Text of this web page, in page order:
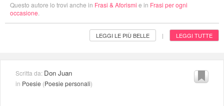
Questo autore lo trovi anche in Frasi & Aforismi e in Frasi per ogni
occasione
LEGGI LE PIÙ BELLE | LEGGI TUTTE
Scritta da: Don Juan
in Poesie (Poesie personali)